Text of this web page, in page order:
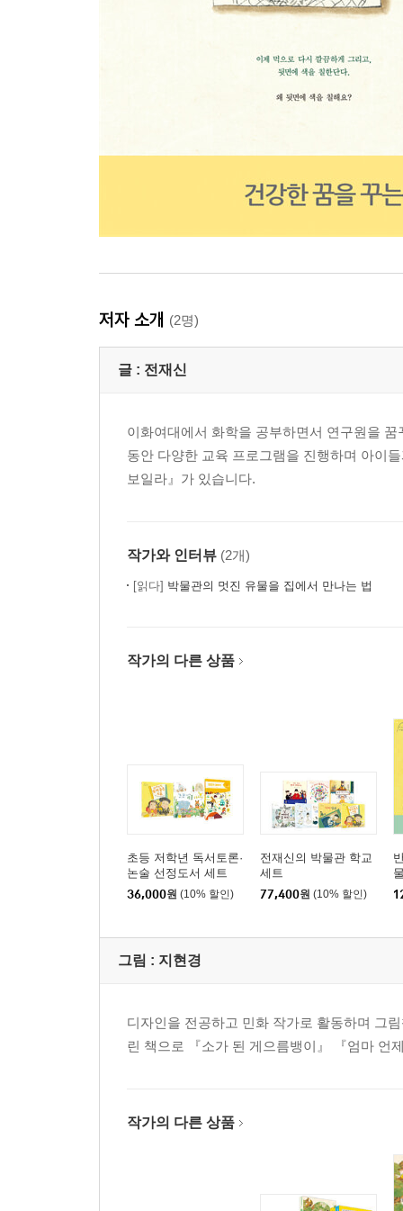
저자 소개 (2명)
글 : 전재신
이화여대에서 화학을 공부하면서 연구원을
동안 다양한 교육 프로그램을 진행하며 아이
보일라』가 있습니다.
작가와 인터뷰 (2개)
[읽다] 박물관의 멋진 유물을 집에서 만나는 법
작가의 다른 상품
초등 저학년 독서토론·
논술 선정도서 세트
36,000원 (10% 할인)
전재신의 박물관 학교
세트
77,400원 (10% 할인)
그림 : 지현경
디자인을 전공하고 민화 작가로 활동하며 그
린 책으로 『소가 된 게으름뱅이』 『엄마 언
작가의 다른 상품